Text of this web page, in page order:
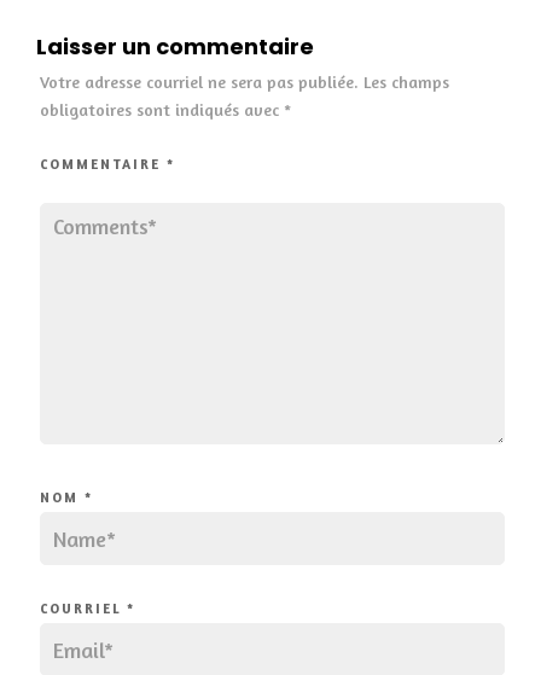
Laisser un commentaire
Votre adresse courriel ne sera pas publiée. Les champs
obligatoires sont indiqués avec *
COMMENTAIRE *
NOM *
COURRIEL *